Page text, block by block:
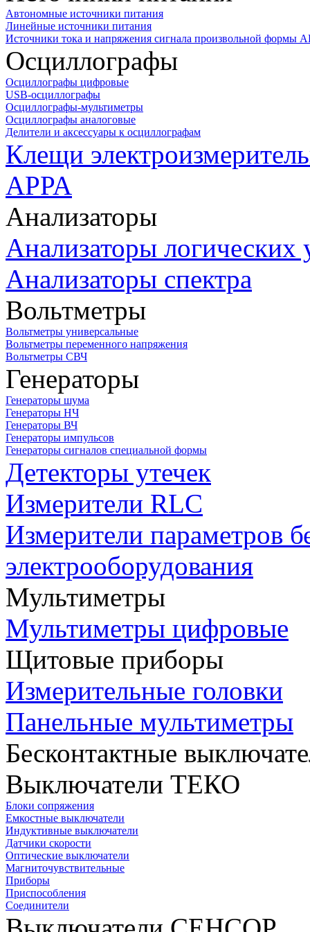
Автономные источники питания
Линейные источники питания
Источники тока и напряжения сигнала произвольной формы
Осциллографы
Осциллографы цифровые
USB-осциллографы
Осциллографы-мультиметры
Осциллографы аналоговые
Делители и аксессуары к осциллографам
Клещи
APPA
Анализаторы
Анализаторы логических
Анализаторы спектра
Вольтметры
Вольтметры универсальные
Вольтметры переменного напряжения
Вольтметры СВЧ
Генераторы
Генераторы шума
Генераторы НЧ
Генераторы ВЧ
Генераторы импульсов
Генераторы сигналов специальной формы
Детекторы утечек
Измерители RLC
Измерители параметров
электрооборудования
Мультиметры
Мультиметры цифровые
Щитовые приборы
Измерительные головки
Панельные мультиметры
Бесконтактные
Выключатели ТЕКО
Блоки сопряжения
Емкостные выключатели
Индуктивные выключатели
Датчики скорости
Оптические выключатели
Магниточувствительные
Приборы
Приспособления
Соединители